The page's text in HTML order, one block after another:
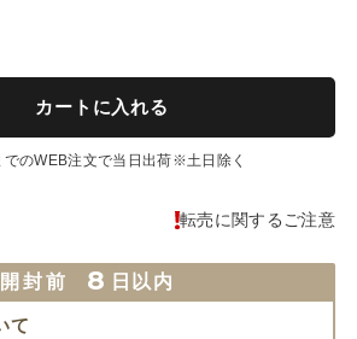
カートに入れる
のWEB注文で当日出荷※土日除く
転売に関するご注意
開封前 8 日以内
て